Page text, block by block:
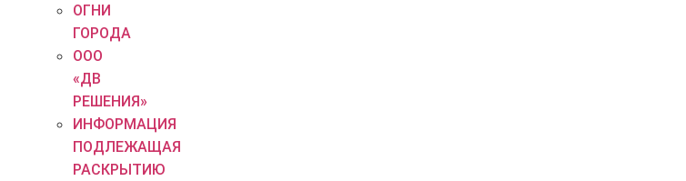
ОГНИ
ГОРОДА
ООО
«ДВ
РЕШЕНИЯ»
ИНФОРМАЦИЯ
ПОДЛЕЖАЩАЯ
РАСКРЫТИЮ